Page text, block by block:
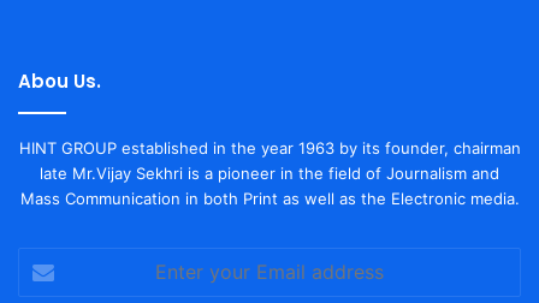
Abou Us.
HINT GROUP established in the year 1963 by its founder, chairman
late Mr.Vijay Sekhri is a pioneer in the field of Journalism and
Mass Communication in both Print as well as the Electronic media.
your